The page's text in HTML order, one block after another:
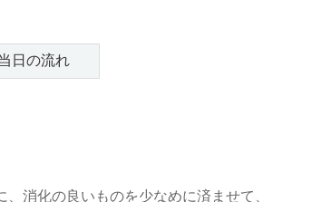
日の流れ
、消化の良いものを少なめに済ませて、